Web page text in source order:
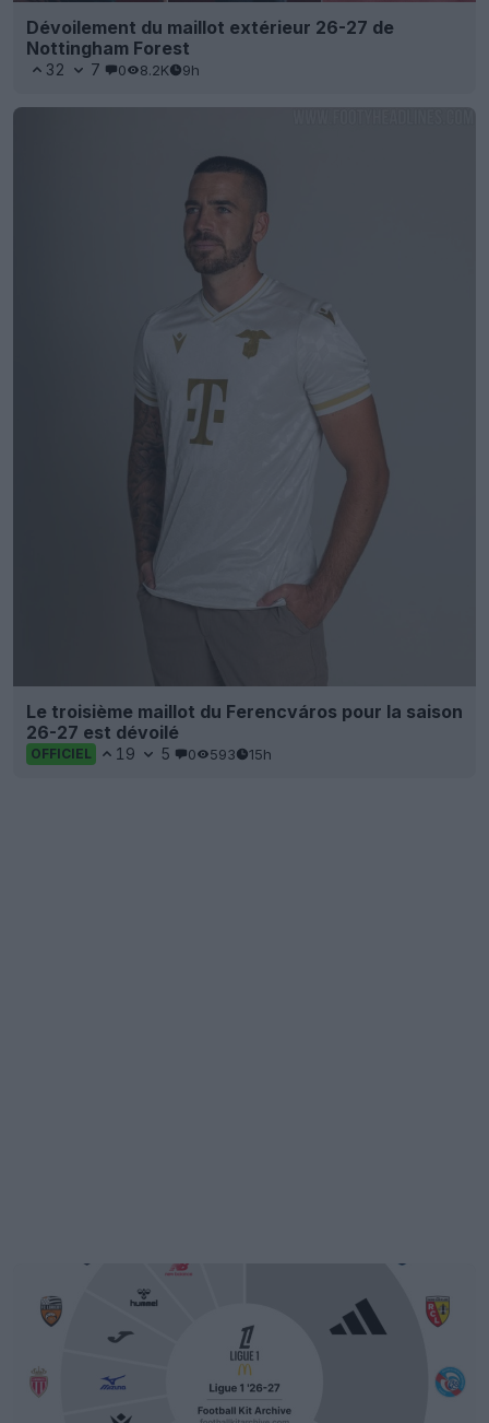
Dévoilement du maillot extérieur 26-27 de
Nottingham Forest
32 7 0 8.2K 9h
Le troisième maillot du Ferencváros pour la saison
26-27 est dévoilé
OFFICIEL 19 5 0 593 15h